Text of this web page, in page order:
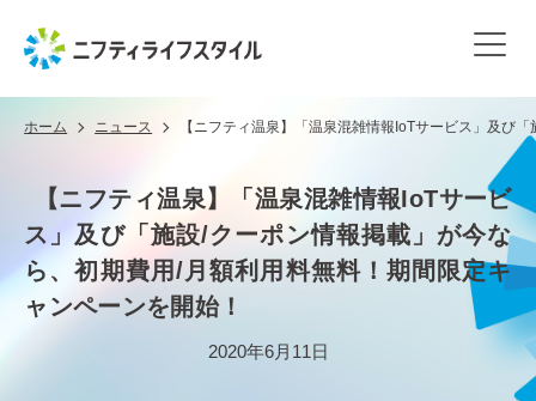
ホーム ニュース 【ニフティ温泉】「温泉混雑情報IoTサービス」及び
【ニフティ温泉】「温泉混雑情報IoTサービ
ス」及び「施設/クーポン情報掲載」が今な
ら、初期費用/月額利用料無料！期間限定キ
ャンペーンを開始！
2020年6月11日